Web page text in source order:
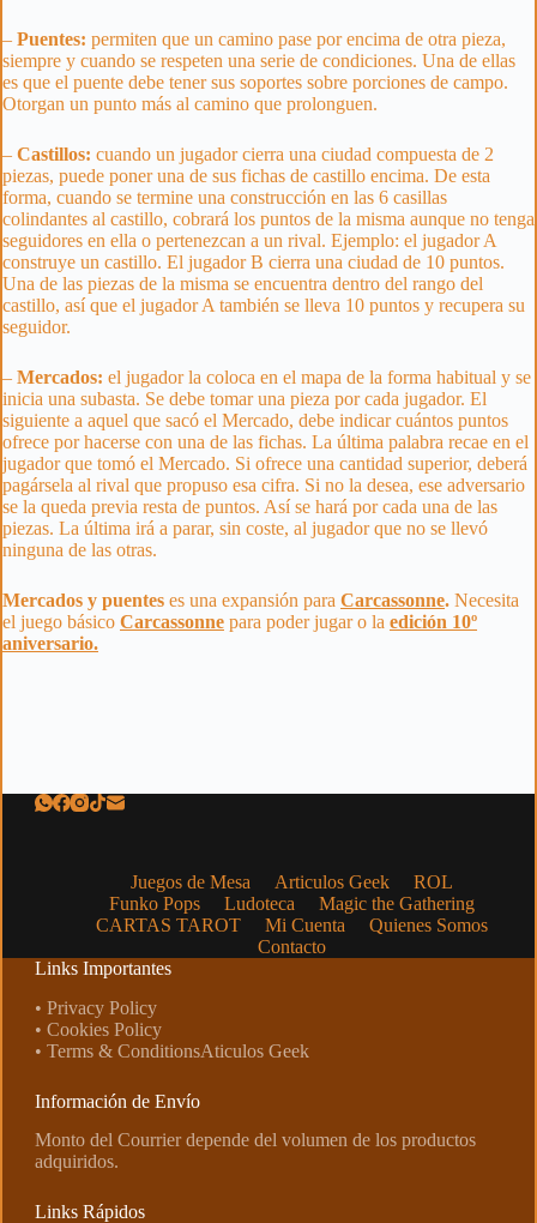
– Puentes: permiten que un camino pase por encima de otra pieza,
siempre y cuando se respeten una serie de condiciones. Una de ellas
es que el puente debe tener sus soportes sobre porciones de campo.
Otorgan un punto más al camino que prolonguen.
– Castillos: cuando un jugador cierra una ciudad compuesta de 2
piezas, puede poner una de sus fichas de castillo encima. De esta
forma, cuando se termine una construcción en las 6 casillas
colindantes al castillo, cobrará los puntos de la misma aunque no tenga
seguidores en ella o pertenezcan a un rival. Ejemplo: el jugador A
construye un castillo. El jugador B cierra una ciudad de 10 puntos.
Una de las piezas de la misma se encuentra dentro del rango del
castillo, así que el jugador A también se lleva 10 puntos y recupera su
seguidor.
– Mercados: el jugador la coloca en el mapa de la forma habitual y se
inicia una subasta. Se debe tomar una pieza por cada jugador. El
siguiente a aquel que sacó el Mercado, debe indicar cuántos puntos
ofrece por hacerse con una de las fichas. La última palabra recae en el
jugador que tomó el Mercado. Si ofrece una cantidad superior, deberá
pagársela al rival que propuso esa cifra. Si no la desea, ese adversario
se la queda previa resta de puntos. Así se hará por cada una de las
piezas. La última irá a parar, sin coste, al jugador que no se llevó
ninguna de las otras.
Mercados y puentes es una expansión para Carcassonne. Necesita
el juego básico Carcassonne para poder jugar o la edición 10º
aniversario.
Juegos de Mesa Articulos Geek
ROL
Funko Pops
Ludoteca
Magic the Gathering
CARTAS TAROT
Mi Cuenta
Quienes Somos
Contacto
Links Importantes
• Privacy Policy
• Cookies Policy
• Terms & ConditionsAticulos Geek
Información de Envío
Monto del Courrier depende del volumen de los productos
adquiridos.
Links Rápidos